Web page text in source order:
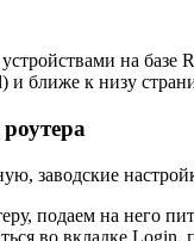
на базе
ближе к низу
заводские
подаем на него
во вкладке